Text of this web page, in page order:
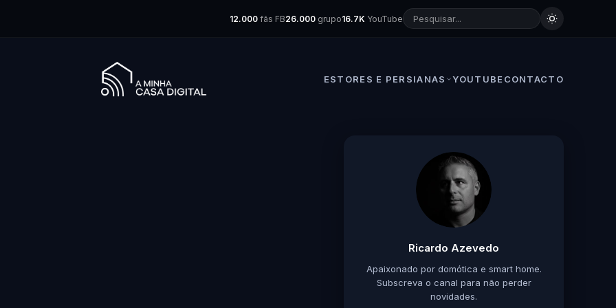
12.000 fãs FB26.000 grupo16.7K YouTube
ESTORES E PERSIANAS YOUTUBE CONTACTO
Ricardo Azevedo
Apaixonado por domótica e smart home.
Subscreva o canal para não perder
novidades.